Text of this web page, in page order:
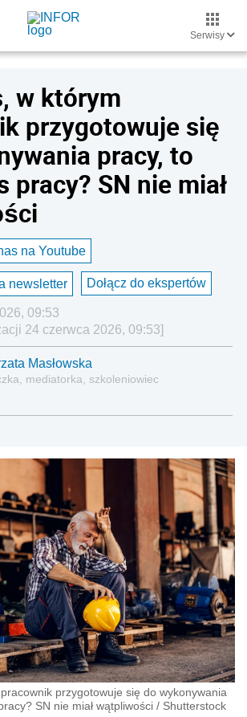
Serwisy
w którym
przygotowuje się
pracy, to
pracy? SN nie miał
na Youtube
newsletter Dołącz do ekspertów
09:53
24 czerwca 2026, 09:53]
Masłowska
mediatorka, szkoleniowiec
przygotowuje się do wykonywania
SN nie miał wątpliwości / Shutterstock